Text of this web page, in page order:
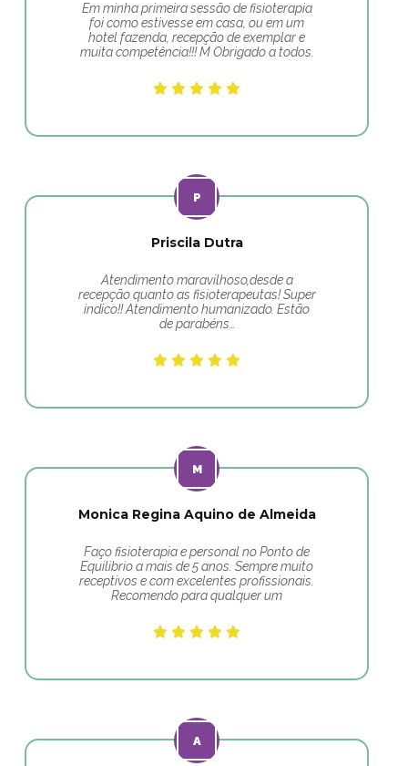
Em minha primeira sessão de fisioterapia
foi como estivesse em casa, ou em um
hotel fazenda, recepção de exemplar e
muita competência!!! M Obrigado a todos.
Priscila Dutra
Atendimento maravilhoso,desde a
recepção quanto as fisioterapeutas! Super
indico!! Atendimento humanizado. Estão
de parabéns…
Monica Regina Aquino de Almeida
Faço fisioterapia e personal no Ponto de
Equilibrio a mais de 5 anos. Sempre muito
receptivos e com excelentes profissionais.
Recomendo para qualquer um